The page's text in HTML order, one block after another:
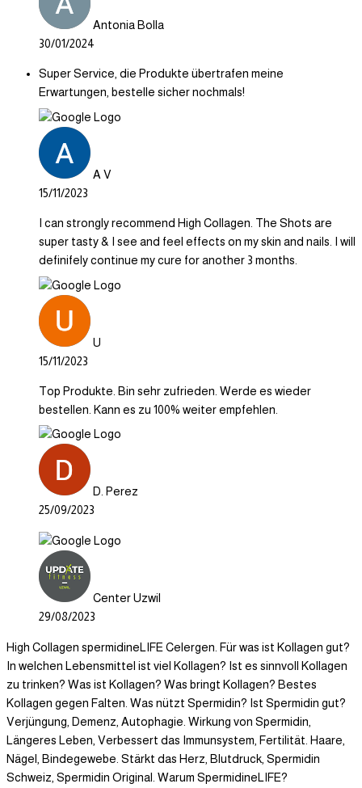
Antonia Bolla
30/01/2024
Super Service, die Produkte übertrafen meine
Erwartungen, bestelle sicher nochmals!
A V
15/11/2023
I can strongly recommend High Collagen. The Shots are
super tasty & I see and feel effects on my skin and nails. I will
definifely continue my cure for another 3 months.
U
15/11/2023
Top Produkte. Bin sehr zufrieden. Werde es wieder
bestellen. Kann es zu 100% weiter empfehlen.
D. Perez
25/09/2023
Center Uzwil
29/08/2023
High Collagen spermidineLIFE Celergen. Für was ist Kollagen gut?
In welchen Lebensmittel ist viel Kollagen? Ist es sinnvoll Kollagen
zu trinken? Was ist Kollagen? Was bringt Kollagen? Bestes
Kollagen gegen Falten. Was nützt Spermidin? Ist Spermidin gut?
Verjüngung, Demenz, Autophagie. Wirkung von Spermidin,
Längeres Leben, Verbessert das Immunsystem, Fertilität. Haare,
Nägel, Bindegewebe. Stärkt das Herz, Blutdruck, Spermidin
Schweiz, Spermidin Original. Warum SpermidineLIFE?